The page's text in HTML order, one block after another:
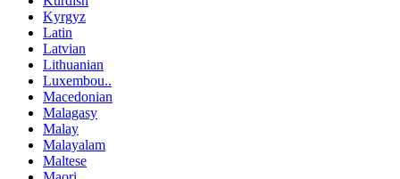
Kyrgyz
Latin
Latvian
Lithuanian
Luxembou..
Macedonian
Malagasy
Malay
Malayalam
Maltese